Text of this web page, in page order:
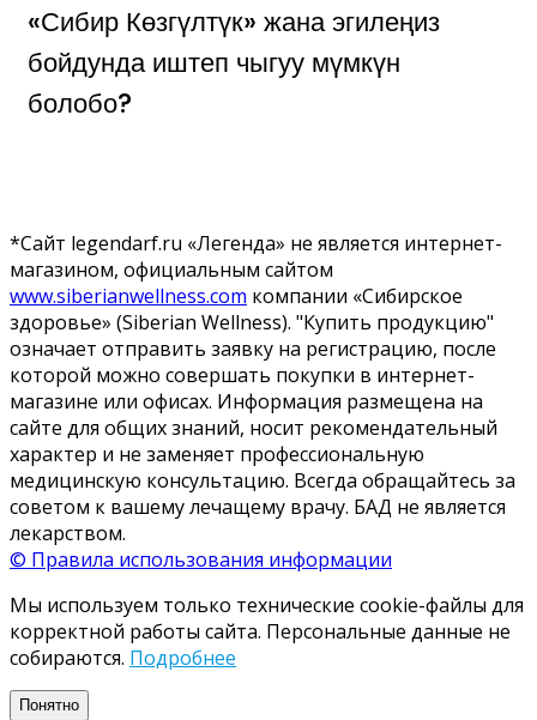
«Сибир Көзгүлтүк» жана эгилеңиз
бойдунда иштеп чыгуу мүмкүн
болобо?
*Сайт legendarf.ru «Легенда» не является интернет-
магазином, официальным сайтом
www.siberianwellness.com компании «Сибирское
здоровье» (Siberian Wellness). "Купить продукцию"
означает отправить заявку на регистрацию, после
которой можно совершать покупки в интернет-
магазине или офисах. Информация размещена на
сайте для общих знаний, носит рекомендательный
характер и не заменяет профессиональную
медицинскую консультацию. Всегда обращайтесь за
советом к вашему лечащему врачу. БАД не является
лекарством.
© Правила использования информации
Мы используем только технические cookie-файлы для
корректной работы сайта. Персональные данные не
собираются. Подробнее
Понятно